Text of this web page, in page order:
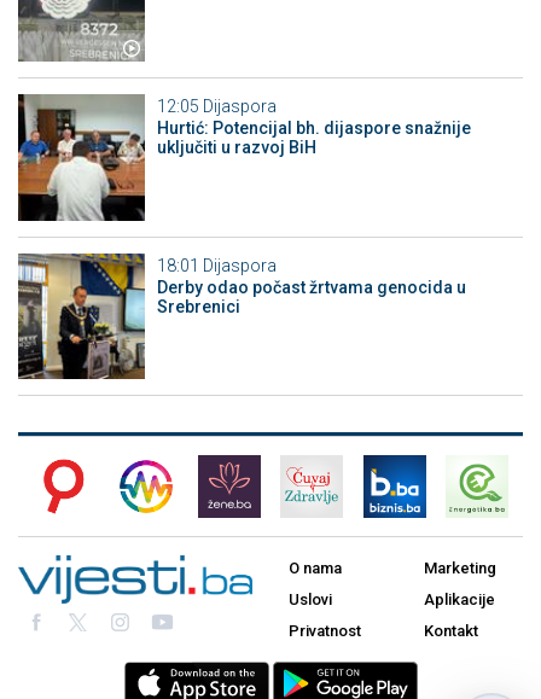
12:05 Dijaspora
Hurtić: Potencijal bh. dijaspore snažnije
uključiti u razvoj BiH
18:01 Dijaspora
Derby odao počast žrtvama genocida u
Srebrenici
O nama
Uslovi
Privatnost
Marketing
Aplikacije
Kontakt